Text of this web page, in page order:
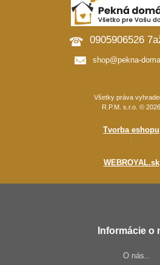
0905906526
shop@pekna-
Všetky práva
R.P.M. s.r.o. © 2026
Tvorba eshopu
:
WEBROYAL.sk
Informácie o
O nás..